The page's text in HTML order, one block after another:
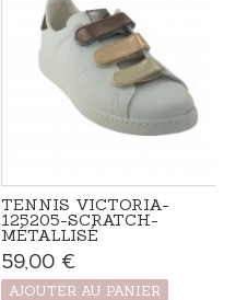
TENNIS VICTORIA-
125205-SCRATCH-
MÉTALLISÉ
59,00 €
options
AJOUTER AU PANIER